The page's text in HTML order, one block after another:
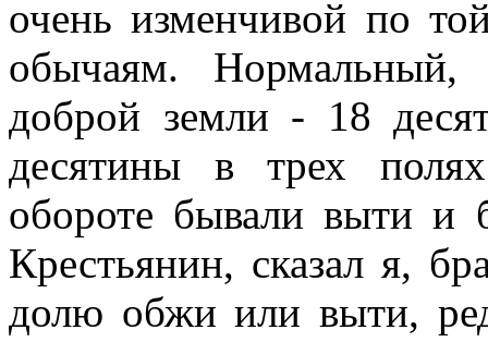
очень изменчивой по
обычаям.
доброй земли - 18
десятины в трех
обороте бывали выти и
Крестьянин, сказал я,
долю обжи или выти,